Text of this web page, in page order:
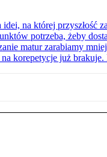
na której przyszłość
potrzeba, żeby
matur zarabiamy
korepetycje już